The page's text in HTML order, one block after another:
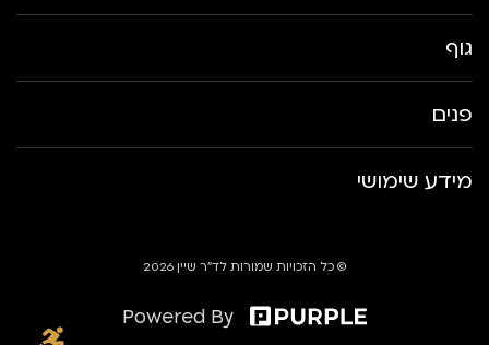
גוף
פנים
מידע שימושי
© כל הזכויות שמורות לד״ר שיין 2026
Powered By